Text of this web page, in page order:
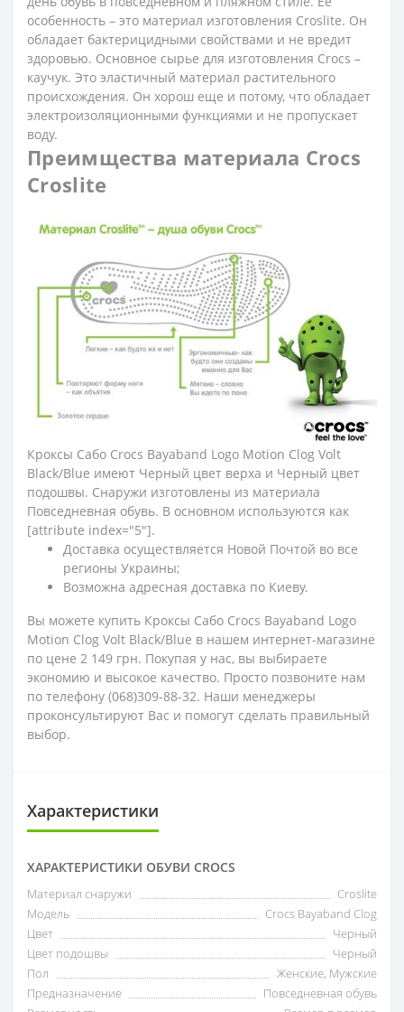
особенность – это материал изготовления Croslite. Он
обладает бактерицидными свойствами и не вредит
здоровью. Основное сырье для изготовления Crocs –
каучук. Это эластичный материал растительного
происхождения. Он хорош еще и потому, что обладает
электроизоляционными функциями и не пропускает
воду.
Преимщества материала Crocs
Croslite
Кроксы Сабо Crocs Bayaband Logo Motion Clog Volt
Black/Blue имеют Черный цвет верха и Черный цвет
подошвы. Снаружи изготовлены из материала
Повседневная обувь. В основном используются как
[attribute index="5"].
Доставка осуществляется Новой Почтой во все
регионы Украины;
Возможна адресная доставка по Киеву.
Вы можете купить Кроксы Сабо Crocs Bayaband Logo
Motion Clog Volt Black/Blue в нашем интернет-магазине
по цене 2 149 грн. Покупая у нас, вы выбираете
экономию и высокое качество. Просто позвоните нам
по телефону (068)309-88-32. Наши менеджеры
проконсультируют Вас и помогут сделать правильный
выбор.
Характеристики
ХАРАКТЕРИСТИКИ ОБУВИ CROCS
Материал снаружи
Croslite
Модель
Crocs Bayaband Clog
Цвет
Черный
Цвет подошвы
Черный
Пол
Женские, Мужские
Предназначение
Повседневная обувь